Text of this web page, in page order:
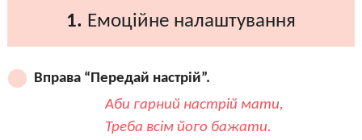
1. Емоційне налаштування
Вправа “Передай настрій”.
Аби гарний настрій мати,
Треба всім його бажати.